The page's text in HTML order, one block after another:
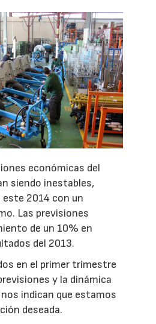
económicas del
siendo inestables,
este 2014 con un
Las previsiones
de un 10% en
del 2013.
en el primer trimestre
y la dinámica
indican que estamos
deseada.